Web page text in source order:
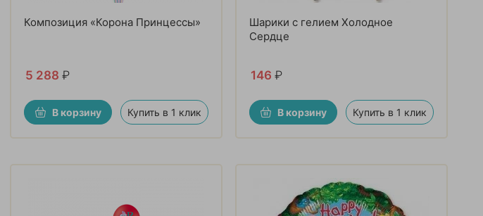
Композиция «Корона Принцессы»
5 288 ₽
В корзину Купить в 1 клик
Шарики с гелием Холодное
Сердце
146 ₽
В корзину Купить в 1 клик